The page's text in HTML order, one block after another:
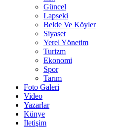
Güncel
Lapseki
Belde Ve Köyler
Siyaset
Yerel Yönetim
Turizm
Ekonomi
Spor
Tarım
Foto Galeri
Video
Yazarlar
Künye
İletişim